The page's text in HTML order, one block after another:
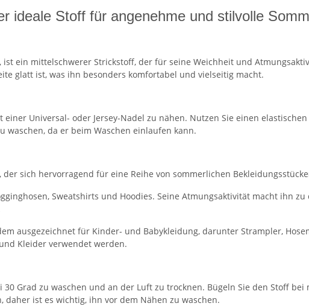
ideale Stoff für angenehme und stilvolle
ist ein mittelschwerer Strickstoff, der für seine Weichheit und
glatt ist, was ihn besonders komfortabel und vielseitig macht.
Universal- oder Jersey-Nadel zu nähen. Nutzen Sie einen
da er beim Waschen einlaufen kann.
sich hervorragend für eine Reihe von sommerlichen
Sweatshirts und Hoodies. Seine Atmungsaktivität macht ihn
ausgezeichnet für Kinder- und Babykleidung, darunter Strampler,
Kleider verwendet werden.
Grad zu waschen und an der Luft zu trocknen. Bügeln Sie den Stoff
ist es wichtig, ihn vor dem Nähen zu waschen.